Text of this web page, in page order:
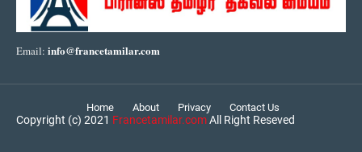
Email: info@francetamilar.com
Home About Privacy Contact Us
Copyright (c) 2021 Francetamilar.comAll Right Reseved